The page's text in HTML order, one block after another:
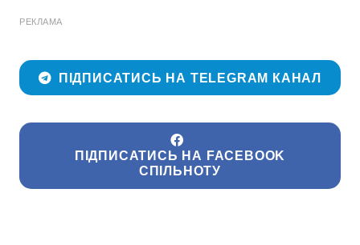
РЕКЛАМА
ПІДПИСАТИСЬ НА TELEGRAM КАНАЛ
ПІДПИСАТИСЬ НА FACEBOOK
СПІЛЬНОТУ